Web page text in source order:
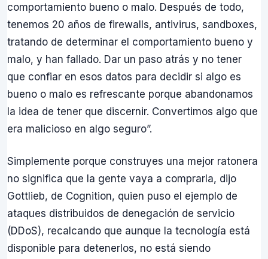
comportamiento bueno o malo. Después de todo,
tenemos 20 años de firewalls, antivirus, sandboxes,
tratando de determinar el comportamiento bueno y
malo, y han fallado. Dar un paso atrás y no tener
que confiar en esos datos para decidir si algo es
bueno o malo es refrescante porque abandonamos
la idea de tener que discernir. Convertimos algo que
era malicioso en algo seguro”.
Simplemente porque construyes una mejor ratonera
no significa que la gente vaya a comprarla, dijo
Gottlieb, de Cognition, quien puso el ejemplo de
ataques distribuidos de denegación de servicio
(DDoS), recalcando que aunque la tecnología está
disponible para detenerlos, no está siendo